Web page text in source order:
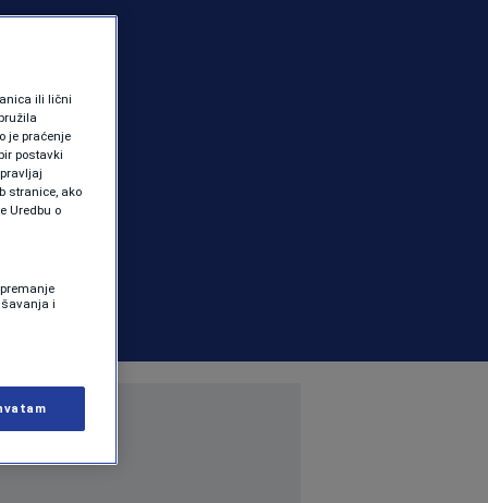
ili lični
je praćenje
postavki
stranice, ako
Uredbu o
i